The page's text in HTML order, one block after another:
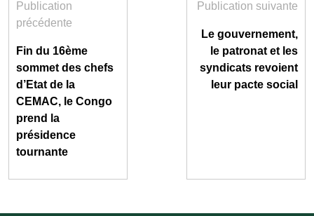
Publication
précédente
Fin du 16ème
sommet des chefs
d’Etat de la
CEMAC, le Congo
prend la
présidence
tournante
Publication suivante
Le gouvernement,
le patronat et les
syndicats revoient
leur pacte social